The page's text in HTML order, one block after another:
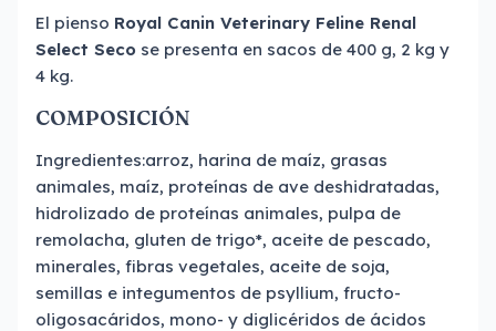
El pienso Royal Canin Veterinary Feline Renal
Select Seco se presenta en sacos de 400 g, 2 kg y
4 kg.
COMPOSICIÓN
Ingredientes:arroz, harina de maíz, grasas
animales, maíz, proteínas de ave deshidratadas,
hidrolizado de proteínas animales, pulpa de
remolacha, gluten de trigo*, aceite de pescado,
minerales, fibras vegetales, aceite de soja,
semillas e integumentos de psyllium, fructo-
oligosacáridos, mono- y diglicéridos de ácidos